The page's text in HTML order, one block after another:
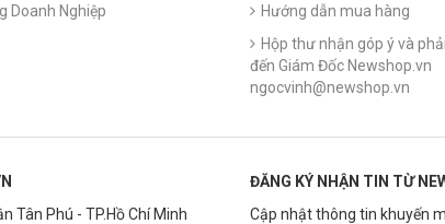
Doanh Nghiệp
Hướng dẫn mua hàng
Hộp thư nhận góp ý và
đến Giám Đốc Newshop.vn
ngocvinh@newshop.vn
Tân Phú - TP.Hồ Chí Minh
ĐĂNG KÝ NHẬN TIN TỪ
Cập nhật thông tin khuyến